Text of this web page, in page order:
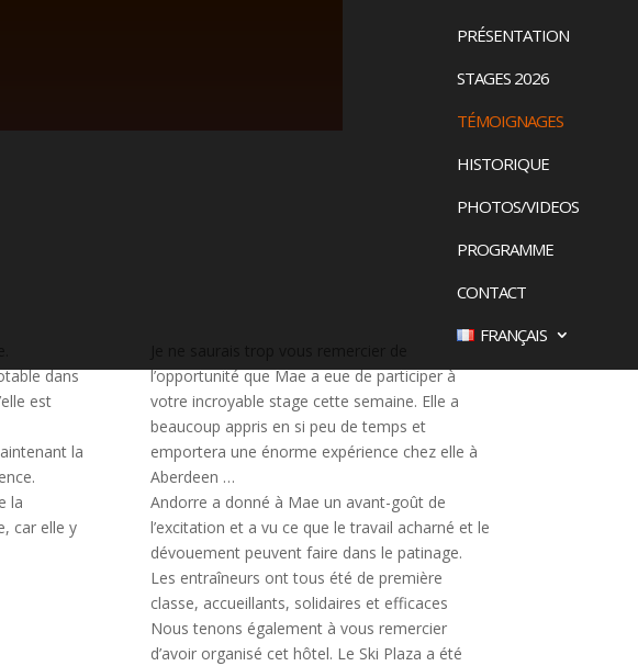
PRÉSENTATION
STAGES 2026
TÉMOIGNAGES
HISTORIQUE
PHOTOS/VIDEOS
PROGRAMME
CONTACT
FRANÇAIS
dans
est
la
la
car elle y
l’opportunité que Mae a eue de participer à
votre incroyable stage cette semaine. Elle a
beaucoup appris en si peu de temps et
emportera une énorme expérience chez elle à
Aberdeen …
Andorre a donné à Mae un avant-goût de
l’excitation et a vu ce que le travail acharné et le
dévouement peuvent faire dans le patinage.
Les entraîneurs ont tous été de première
classe, accueillants, solidaires et efficaces
Nous tenons également à vous remercier
d’avoir organisé cet hôtel. Le Ski Plaza a été